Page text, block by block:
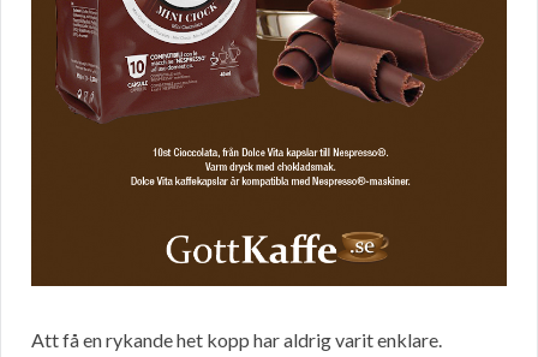
Att få en rykande het kopp har aldrig varit enklare.